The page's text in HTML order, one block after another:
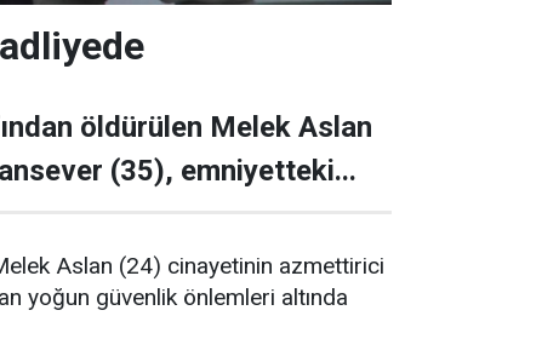
öldürülen Melek Aslan
(35), emniyetteki...
Aslan (24) cinayetinin azmettirici
yoğun güvenlik önlemleri altında